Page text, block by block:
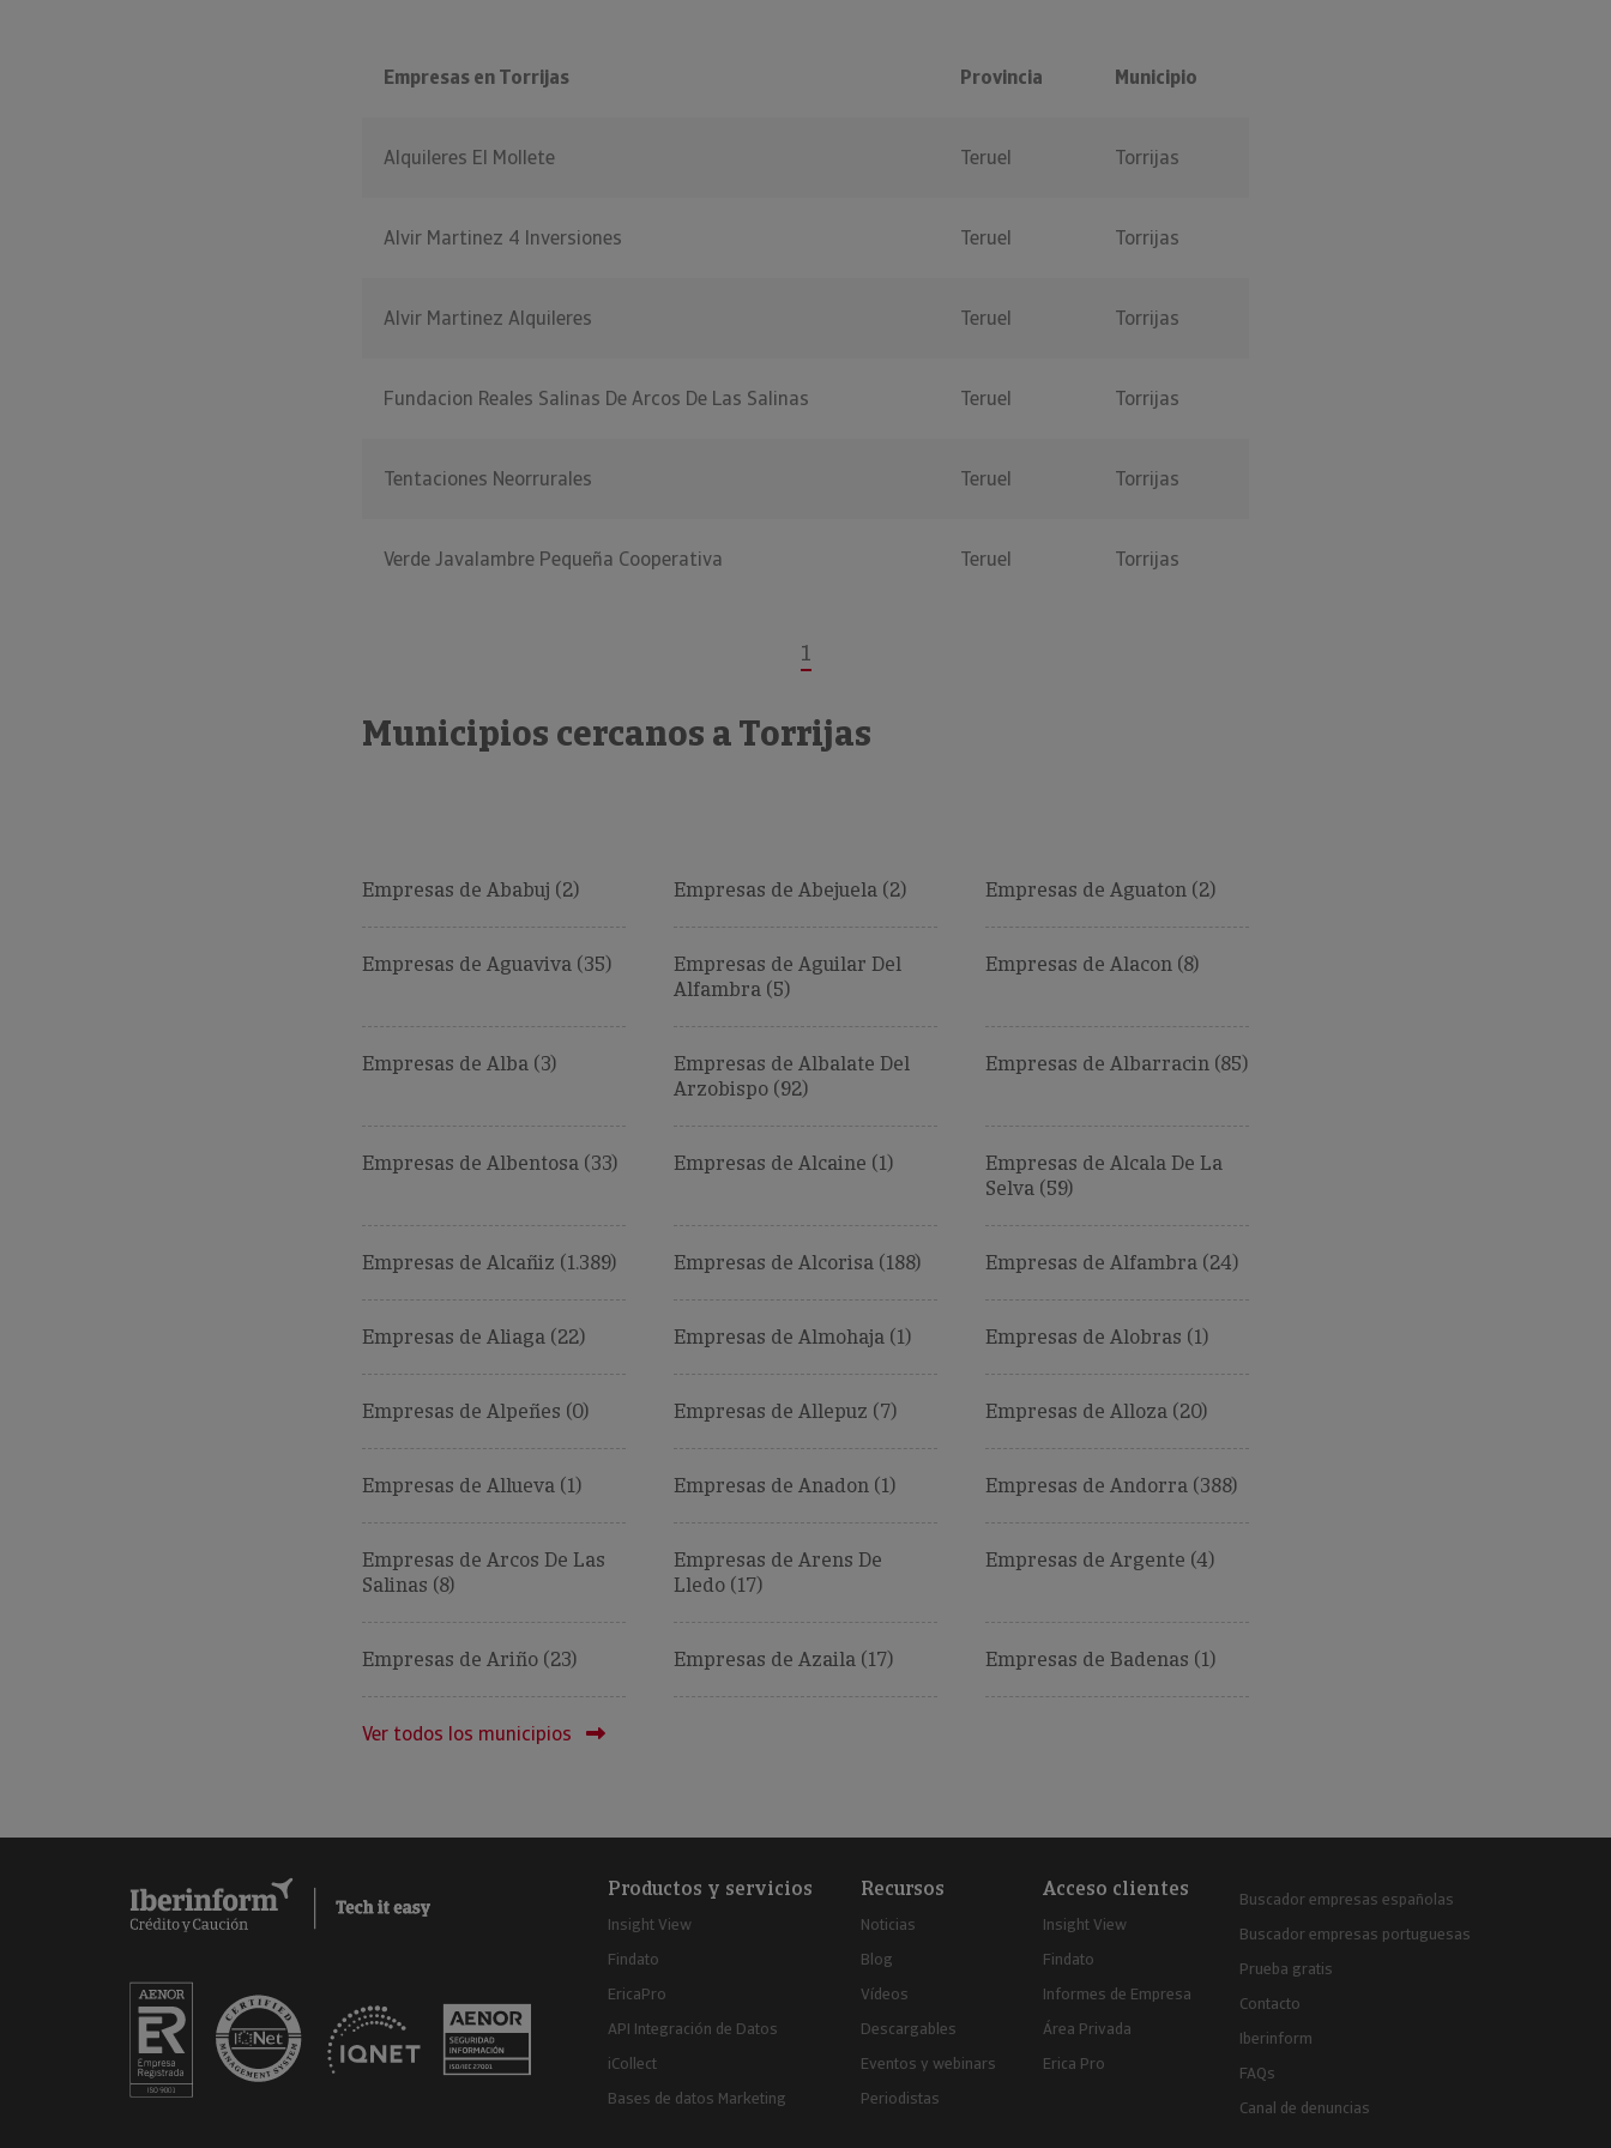
Empresas en Torrijas Provincia Municipio
Alquileres El Mollete Teruel Torrijas
Alvir Martinez 4 Inversiones Teruel Torrijas
Alvir Martinez Alquileres Teruel Torrijas
Fundacion Reales Salinas De Arcos De Las Salinas Teruel Torrijas
Tentaciones Neorrurales Teruel Torrijas
Verde Javalambre Pequeña Cooperativa Teruel Torrijas
1
Municipios cercanos a Torrijas
Empresas de Ababuj (2) Empresas de Abejuela (2) Empresas de Aguaton (2)
Empresas de Aguaviva (35)
Empresas de Aguilar Del
Alfambra (5)
Empresas de Alacon (8)
Empresas de Alba (3)
Empresas de Albalate Del
Arzobispo (92)
Empresas de Albarracin (85)
Empresas de Albentosa (33) Empresas de Alcaine (1)
Empresas de Alcala De La
Selva (59)
Empresas de Alcañiz (1.389) Empresas de Alcorisa (188) Empresas de Alfambra (24)
Empresas de Aliaga (22) Empresas de Almohaja (1) Empresas de Alobras (1)
Empresas de Alpeñes (0) Empresas de Allepuz (7) Empresas de Alloza (20)
Empresas de Allueva (1) Empresas de Anadon (1) Empresas de Andorra (388)
Empresas de Arcos De Las
Salinas (8)
Empresas de Arens De
Lledo (17)
Empresas de Argente (4)
Empresas de Ariño (23) Empresas de Azaila (17) Empresas de Badenas (1)
Ver todos los municipios
Productos y servicios
Insight View
Findato
EricaPro
API Integración de Datos
iCollect
Bases de datos Marketing
Recursos
Noticias
Blog
Vídeos
Descargables
Eventos y webinars
Periodistas
Acceso clientes
Insight View
Findato
Informes de Empresa
Área Privada
Erica Pro
Buscador empresas españolas
Buscador empresas portuguesas
Prueba gratis
Contacto
Iberinform
FAQs
Canal de denuncias